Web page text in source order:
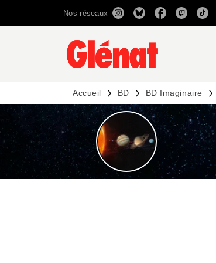
RECHERCHE
Nos réseaux
Accueil BD BD Imaginaire